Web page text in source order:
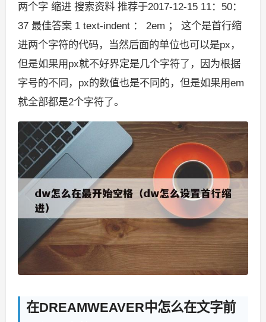
两个字 缩进 搜索资料 推荐于2017-12-15 11：50：
37 最佳答案 1 text-indent ： 2em ； 这个是首行缩
进两个字符的代码，当然后面的单位也可以是px，
但是如果用px就不好界定是几个字符了，因为根据
字号的不同，px的数值也是不同的，但是如果用em
就全部都是2个字符了。
在DREAMWEAVER中怎么在文字前